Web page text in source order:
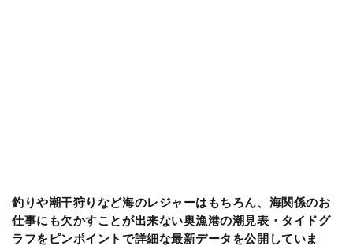
釣りや潮干狩りなど海のレジャーはもちろん、海関係のお
仕事にも欠かすことが出来ない奥漁港の潮見表・タイドグ
ラフをピンポイントで詳細な最新データを公開していま